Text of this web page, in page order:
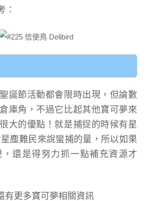
：
誕節活動都會限時出現，但論數
庫角，不過它比起其他寶可夢來
大的優點！就是捕捉的時候有星
塵難民來說蠻捕的量，所以如果
還是得努力抓一點補充資源才
有更多寶可夢相關資訊